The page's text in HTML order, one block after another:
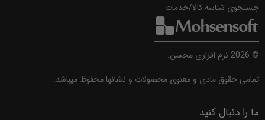
جستجوی شناسه کالا/خدمات
©
2026 نرم افزاری محسن.
تمامی حقوق مادی و معنوی محصولات و نشانها محفوظ میباشد.
ما را دنبال کنید